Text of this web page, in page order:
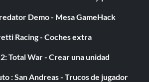
Demo - Mesa GameHack
Racing - Coches extra
Total War - Crear una unidad
: San Andreas - Trucos de jugador